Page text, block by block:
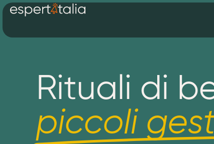
Rituali di
piccoli